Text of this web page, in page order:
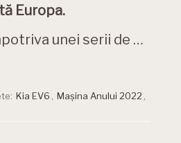
Europa.
unei serii de …
Kia EV6 Mașina Anului 2022